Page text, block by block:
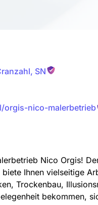
, SN
nico-malerbetrieb
Nico Orgis!
Ihnen vielseitige
Trockenbau,
bekommen,